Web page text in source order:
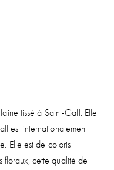
tissé à Saint-Gall. Elle
est internationalement
Elle est de coloris
floraux, cette qualité de